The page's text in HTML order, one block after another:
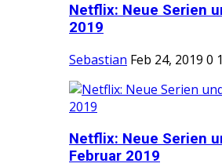
Netflix: Neue Serien
2019
Sebastian Feb 24, 2019 0
Netflix: Neue Serien
Februar 2019